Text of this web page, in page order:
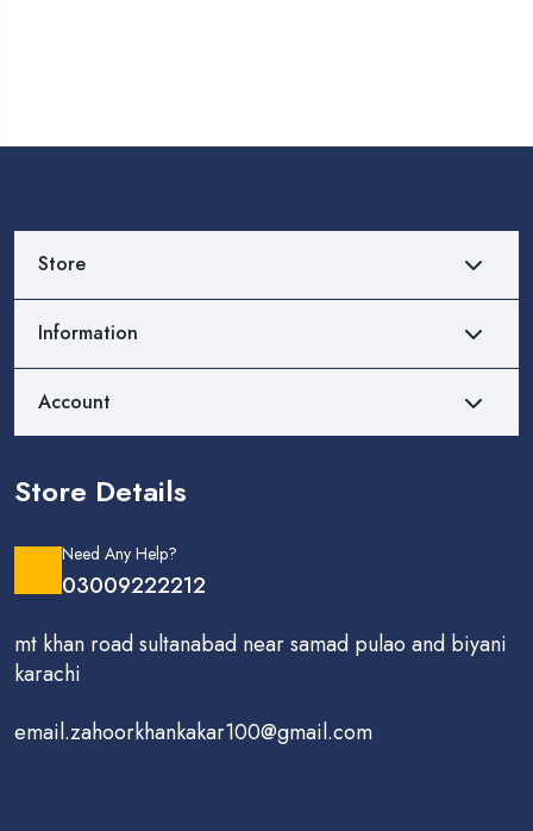
Store
Information
Account
Store Details
Need Any Help?
03009222212
mt khan road sultanabad near samad pulao and biyani
karachi
email.zahoorkhankakar100@gmail.com